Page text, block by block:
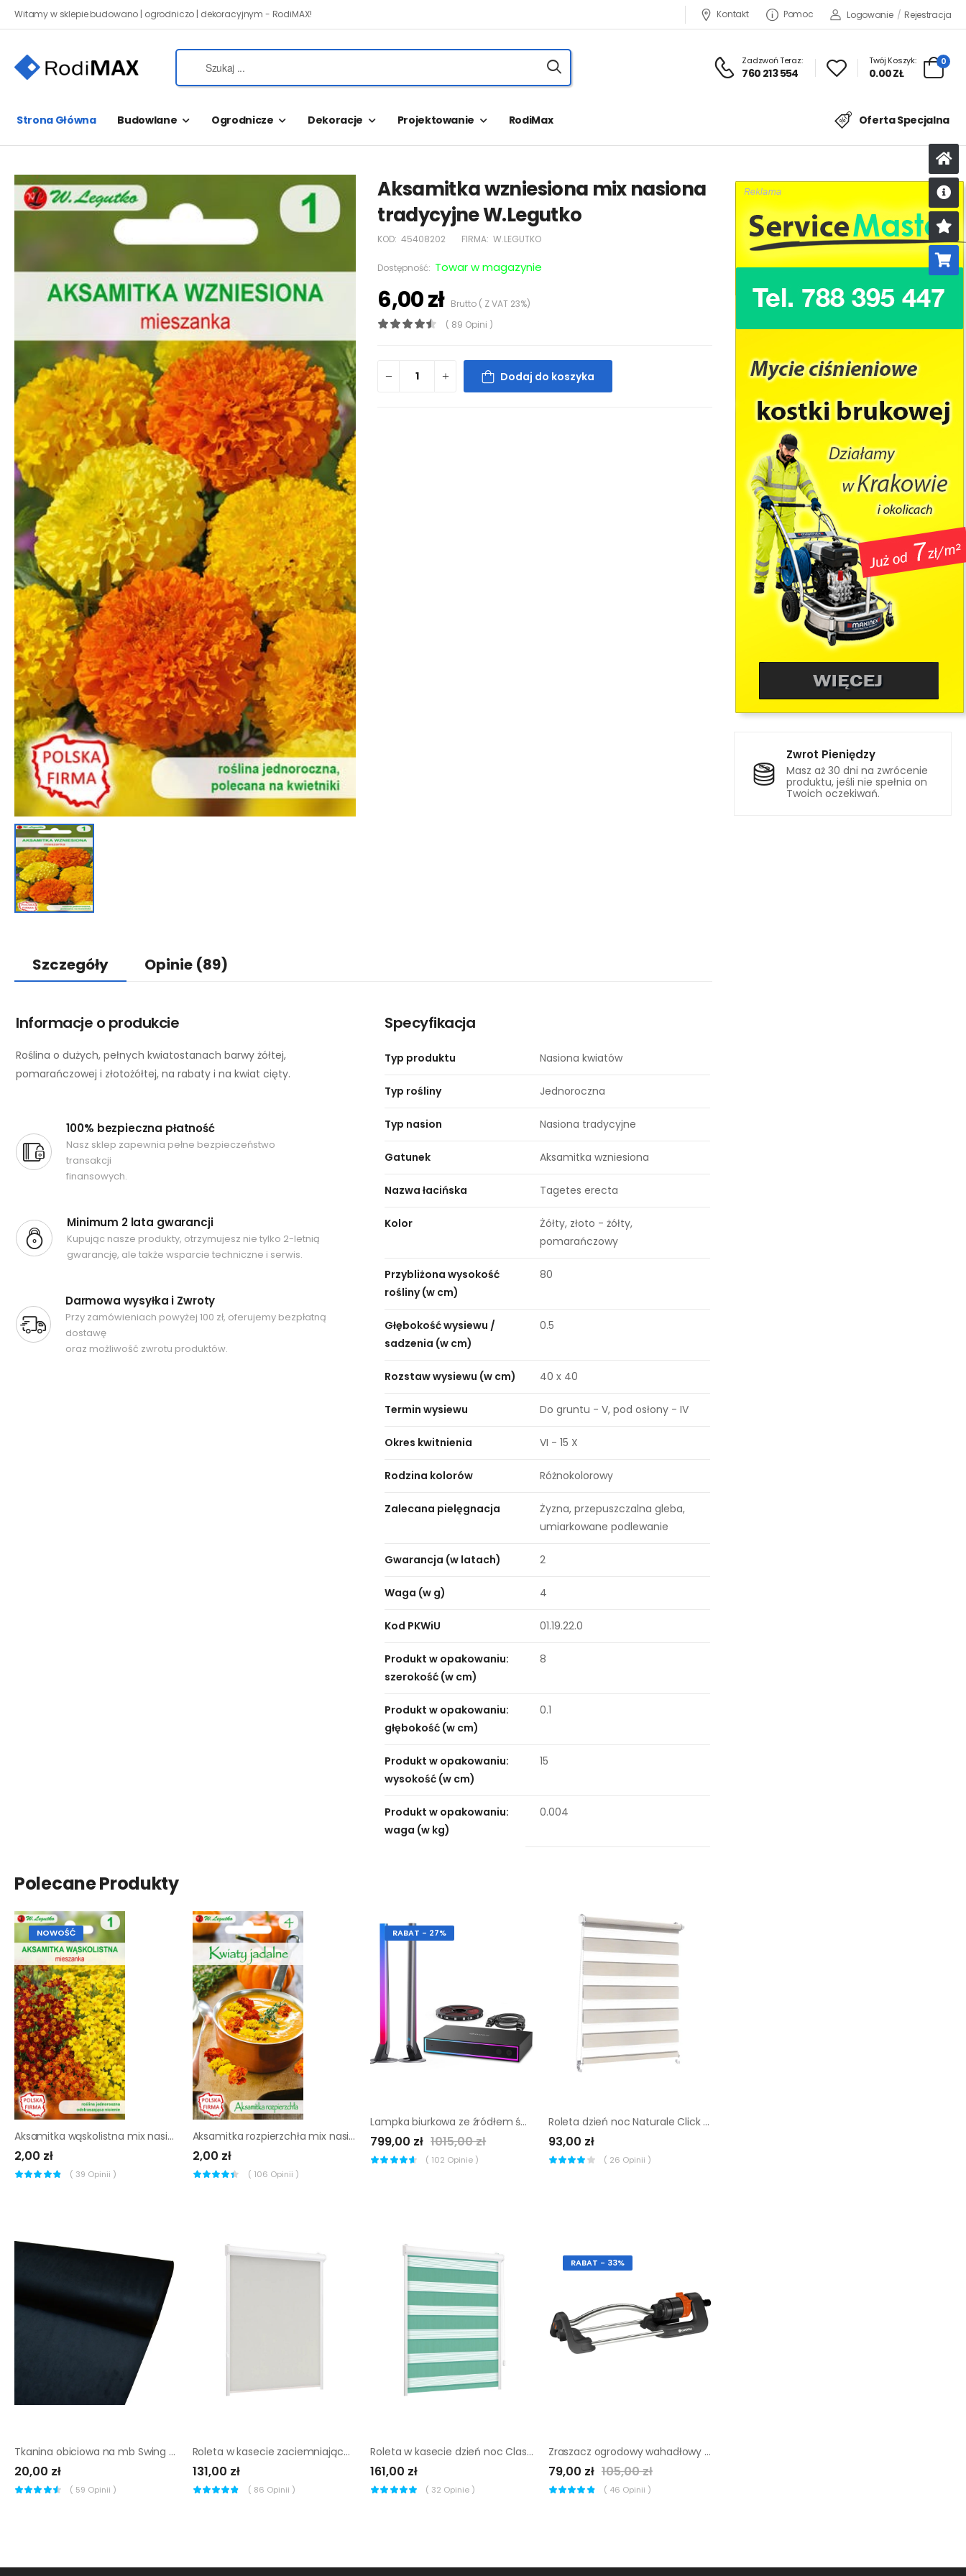
Witamy w sklepie budowano | ogrodniczo | dekoracyjnym - RodiMAX! Kontakt Pomoc Logowanie / Rejestracja
Zadzwoń Teraz:
760 213 554
Twój Koszyk:
0.00 ZŁ
0
Strona Główna Budowlane Ogrodnicze Dekoracje Projektowanie RodiMax Oferta Specjalna
Zwrot Pieniędzy
Masz aż 30 dni na zwrócenie
produktu, jeśli nie spełnia on
Twoich oczekiwań.
Aksamitka wzniesiona mix nasiona
tradycyjne W.Legutko
KOD: 45408202 FIRMA: W.LEGUTKO
Dostępność: Towar w magazynie
6,00 złBrutto ( Z VAT 23%)
( 89 Opini )
Dodaj do koszyka
Szczegóły Opinie (89)
Informacje o produkcie
Roślina o dużych, pełnych kwiatostanach barwy żółtej,
pomarańczowej i złotożółtej, na rabaty i na kwiat cięty.
100% bezpieczna płatność
Nasz sklep zapewnia pełne bezpieczeństwo
transakcji
finansowych.
Minimum 2 lata gwarancji
Kupując nasze produkty, otrzymujesz nie tylko 2-letnią
gwarancję, ale także wsparcie techniczne i serwis.
Darmowa wysyłka i Zwroty
Przy zamówieniach powyżej 100 zł, oferujemy bezpłatną
dostawę
oraz możliwość zwrotu produktów.
Specyfikacja
Typ produktu Nasiona kwiatów
Typ rośliny Jednoroczna
Typ nasion Nasiona tradycyjne
Gatunek Aksamitka wzniesiona
Nazwa łacińska Tagetes erecta
Kolor
Żółty, złoto - żółty,
pomarańczowy
Przybliżona wysokość
rośliny (w cm)
80
Głębokość wysiewu /
sadzenia (w cm)
0.5
Rozstaw wysiewu (w cm) 40 x 40
Termin wysiewu Do gruntu - V, pod osłony - IV
Okres kwitnienia VI - 15 X
Rodzina kolorów Różnokolorowy
Zalecana pielęgnacja
Żyzna, przepuszczalna gleba,
umiarkowane podlewanie
Gwarancja (w latach) 2
Waga (w g) 4
Kod PKWiU 01.19.22.0
Produkt w opakowaniu:
szerokość (w cm)
8
Produkt w opakowaniu:
głębokość (w cm)
0.1
Produkt w opakowaniu:
wysokość (w cm)
15
Produkt w opakowaniu:
waga (w kg)
0.004
Polecane Produkty
NOWOŚĆ
Aksamitka wąskolistna mix nasiona tradycyjne W.Legutko
2,00 zł
( 39 Opinii )
Aksamitka rozpierzchła mix nasiona tradycyjne W.Legutko
2,00 zł
( 106 Opinii )
RABAT - 27%
Lampka biurkowa ze źródłem światła H6601311 GOVEE
799,00 zł 1015,00 zł
( 102 Opinie )
Roleta dzień noc Naturale Click 106 x 140 cm beżowa
93,00 zł
( 26 Opinii )
Tkanina obiciowa na mb Swing czarna szer. 145 cm
20,00 zł
( 59 Opinii )
Roleta w kasecie zaciemniająca Silver lód 63 x 150 cm lewa
131,00 zł
( 86 Opinii )
Roleta w kasecie dzień noc Classic turkusowa 87 x 150 cm prawa
161,00 zł
( 32 Opinie )
RABAT - 33%
Zraszacz ogrodowy wahadłowy Aqua S Gardena
79,00 zł 105,00 zł
( 46 Opinii )